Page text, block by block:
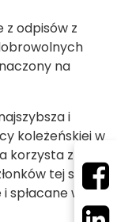
z odpisów z
na
i
koleżeńskiej w
korzysta z
tej samej
w